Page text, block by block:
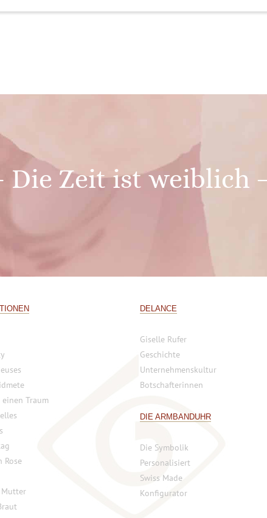
Die Zeit ist weiblich
einen Traum
Rose
DELANCE
Giselle Rufer
Geschichte
Unternehmenskultur
Botschafterinnen
DIE ARMBANDUHR
Die Symbolik
Personalisiert
Swiss Made
Konfigurator